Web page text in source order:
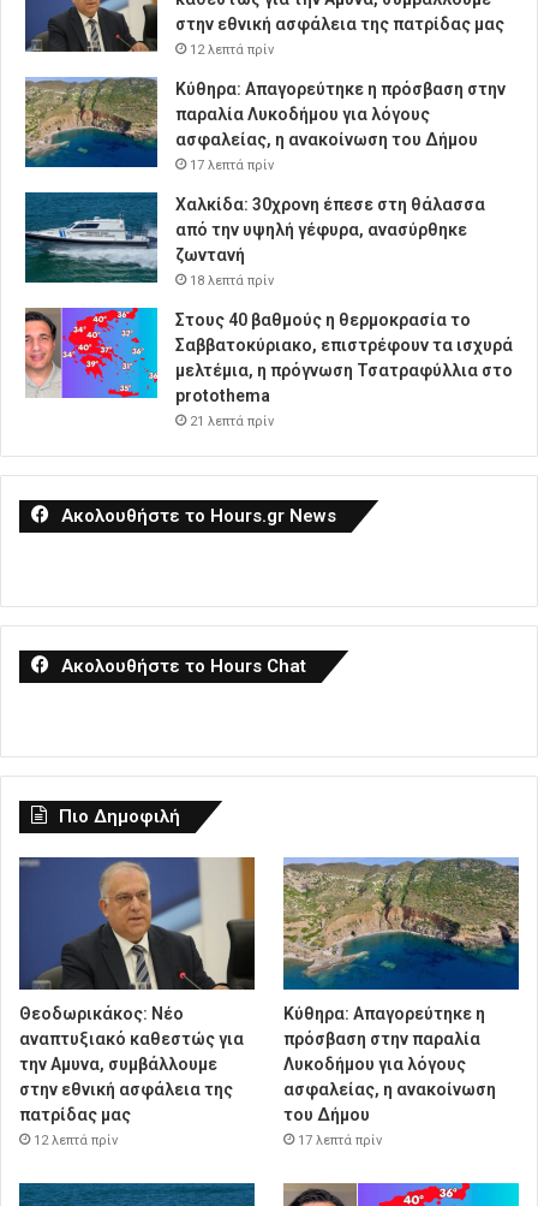
στην εθνική ασφάλεια της πατρίδας μας
12 λεπτά πρίν
Κύθηρα: Απαγορεύτηκε η πρόσβαση στην
παραλία Λυκοδήμου για λόγους
ασφαλείας, η ανακοίνωση του Δήμου
17 λεπτά πρίν
Χαλκίδα: 30χρονη έπεσε στη θάλασσα
από την υψηλή γέφυρα, ανασύρθηκε
ζωντανή
18 λεπτά πρίν
Στους 40 βαθμούς η θερμοκρασία το
Σαββατοκύριακο, επιστρέφουν τα ισχυρά
μελτέμια, η πρόγνωση Τσατραφύλλια στο
protothema
21 λεπτά πρίν
Ακολουθήστε το Hours.gr News
Ακολουθήστε το Hours Chat
Πιο Δημοφιλή
Θεοδωρικάκος: Νέο
αναπτυξιακό καθεστώς για
την Αμυνα, συμβάλλουμε
στην εθνική ασφάλεια της
πατρίδας μας
12 λεπτά πρίν
Κύθηρα: Απαγορεύτηκε η
πρόσβαση στην παραλία
Λυκοδήμου για λόγους
ασφαλείας, η ανακοίνωση
του Δήμου
17 λεπτά πρίν